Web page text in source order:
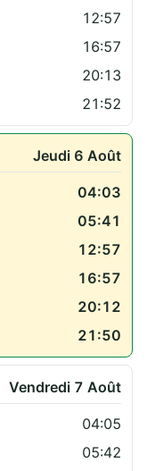
12:57
16:57
20:13
21:52
Jeudi 6 Août
04:03
05:41
12:57
16:57
20:12
21:50
Vendredi 7 Août
04:05
05:42